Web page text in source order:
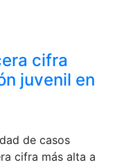
cifra
juvenil en
de casos
cifra más alta a